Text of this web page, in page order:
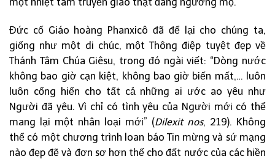
Đức cố Giáo hoàng Phanxicô đã để lại cho chúng ta,
giống như một di chúc, một Thông điệp tuyệt đẹp về
Thánh Tâm Chúa Giêsu, trong đó ngài viết: “Dòng nước
không bao giờ cạn kiệt, không bao giờ biến mất,… luôn
luôn cống hiến cho tất cả những ai ước ao yêu như
Người đã yêu. Vì chỉ có tình yêu của Người mới có thể
mang lại một nhân loại mới” (Dilexit nos, 219). Không
thể có một chương trình loan báo Tin mừng và sứ mạng
nào đẹp đẽ và đơn sơ hơn thế cho đất nước của các hiền